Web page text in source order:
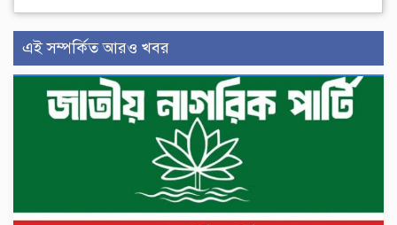
এই সম্পর্কিত আরও খবর